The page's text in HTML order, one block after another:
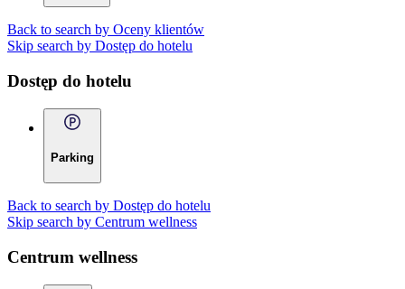
Back to search by Oceny klientów
Skip search by Dostęp do hotelu
Dostęp do hotelu
Parking
Back to search by Dostęp do hotelu
Skip search by Centrum wellness
Centrum wellness